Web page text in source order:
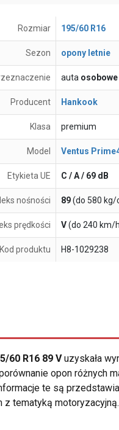
Rozmiar 195/60 R16
Sezon opony letnie
auta osobowe
Producent Hankook
Klasa premium
Model Ventus
Etykieta UE C / A / 69 dB
nośności 89(do 580 kg/
prędkości V(do 240 km/
Kod produktu H8-1029238
60 R16 89 Vuzyskała
opon różnych
te są
z tematyką motoryzacyjną.